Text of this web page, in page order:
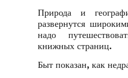
Природа и
развернутся
надо
книжных страниц.
Быт показан, как